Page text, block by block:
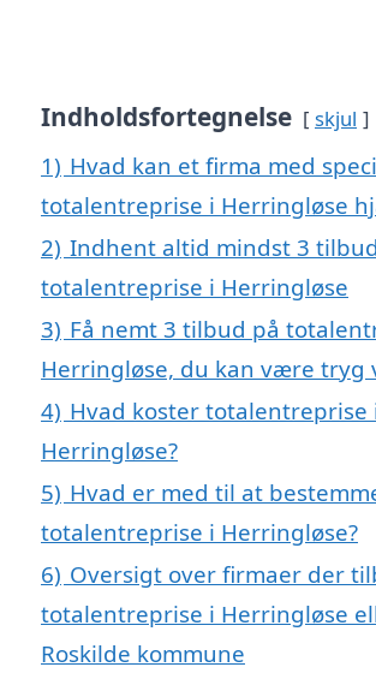
Indholdsfortegnelse skjul
1) Hvad kan et firma med
totalentreprise i Herringløse
2) Indhent altid mindst 3
totalentreprise i Herringløse
3) Få nemt 3 tilbud på
Herringløse, du kan være tryg
4) Hvad koster totalentreprise
Herringløse?
5) Hvad er med til at
totalentreprise i Herringløse?
6) Oversigt over firmaer der
totalentreprise i Herringløse
Roskilde kommune